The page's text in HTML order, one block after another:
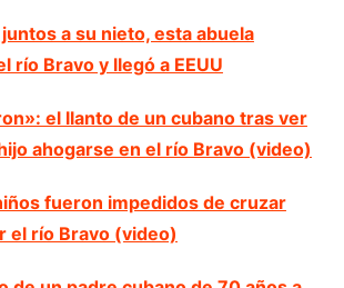
a su nieto, esta abuela
río Bravo y llegó a EEUU
el llanto de un cubano tras ver
ahogarse en el río Bravo (video)
fueron impedidos de cruzar
el río Bravo (video)